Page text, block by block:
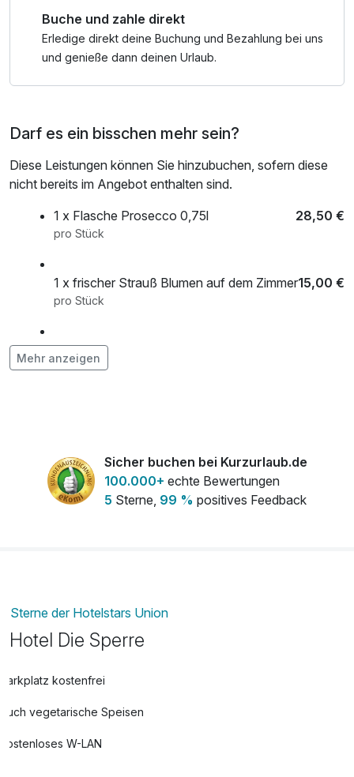
einen Einkaufsbummel oder weitere Freizeitmöglichkeiten.
Direkt vor der Tür beginnen abwechslungsreiche Wander-
bei Altastenberg oder erleben Sie die einzigartige Natur des
Die Randlage der Sperre ist dabei kein Kompromiss,
sondern ein echtes Plus: weniger Verkehr, mehr Natur,
mehr Erholung. Ein Ort für alle, die bewusst die Stille
erleben möchten.
Wer hier ankommt, merkt schnell: Die Sperre liegt nicht
Buche und zahle direkt
Erledige direkt deine Buchung und Bezahlung bei uns
und genieße dann deinen Urlaub.
Darf es ein bisschen mehr sein?
Diese Leistungen können Sie hinzubuchen, sofern diese
nicht bereits im Angebot enthalten sind.
1 x Flasche Prosecco 0,75l
28,50 €
pro Stück
1 x frischer Strauß Blumen auf dem Zimmer15,00 €
pro Stück
Abendessen im Rahmen der Halbpension
pro Person
Mehr anzeigen
Sicher buchen bei Kurzurlaub.de
100.000+ echte Bewertungen
5 Sterne, 99 % positives Feedback
Sterne der Hotelstars Union
Hotel Die Sperre
Parkplatz kostenfrei
Auch vegetarische Speisen
Kostenloses W-LAN